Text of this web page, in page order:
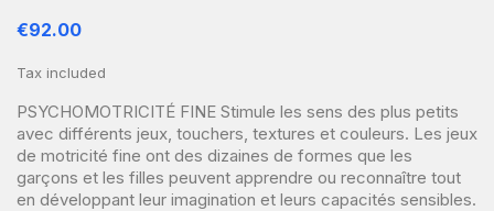
€92.00
Tax included
PSYCHOMOTRICITÉ FINE Stimule les sens des plus petits
avec différents jeux, touchers, textures et couleurs. Les jeux
de motricité fine ont des dizaines de formes que les
garçons et les filles peuvent apprendre ou reconnaître tout
en développant leur imagination et leurs capacités sensibles.